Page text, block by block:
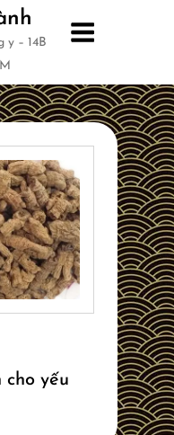
y – 14B
cho yếu